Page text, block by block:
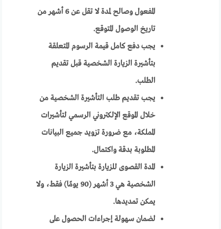
المفعول وصالح لمدة لا تقل عن 6 أشهر من
تاريخ الوصول المتوقع.
يجب دفع كامل قيمة الرسوم المتعلقة
بتأشيرة الزيارة الشخصية قبل تقديم
الطلب.
يجب تقديم طلب التأشيرة الشخصية من
خلال الموقع الإلكتروني الرسمي لتأشيرات
المملكة، مع ضرورة تزويد جميع البيانات
المطلوبة بدقة واكتمال.
المدة القصوى للزيارة بتأشيرة الزيارة
الشخصية هي 3 أشهر (90 يومًا) فقط، ولا
يمكن تمديدها.
لضمان سهولة إجراءات الحصول على